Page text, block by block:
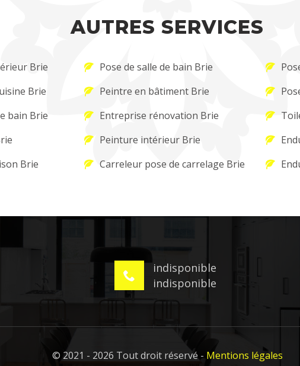
AUTRES SERVICES
Brie
Brie
bain Brie
Brie
Pose de salle de bain Brie
Peintre en bâtiment Brie
Entreprise rénovation Brie
Peinture intérieur Brie
Carreleur pose de carrelage Brie
indisponible
indisponible
© 2021 - 2026 Tout droit réservé - Mentions légales